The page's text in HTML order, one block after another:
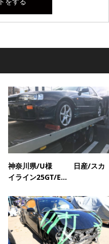
神奈川県/U様 日産/スカ
イライン25GT/E...